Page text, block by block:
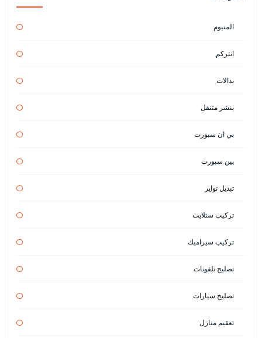
المنيوم
انتركم
بدالات
بنشر متنقل
بي ان سبورت
بين سبورت
تبديل تواير
تركيب ستلايت
تركيب سيراميك
تصليح تلفونات
تصليح سيارات
تعقيم منازل